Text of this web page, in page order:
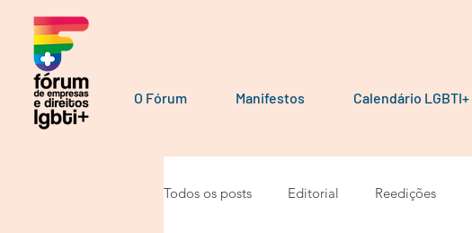
O Fórum Manifestos Calendário LGBTI+
Todos os posts Editorial Reedições